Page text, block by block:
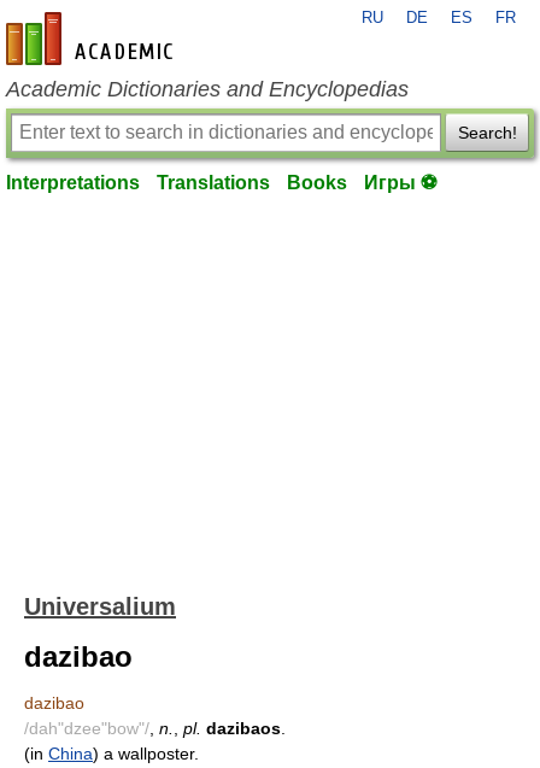
en-academic.com
RU DE ES FR
Academic Dictionaries and Encyclopedias
Search!
Interpretations Translations Books Игры ⚽
Universalium
dazibao
dazibao
/dah"dzee"bow"/ n. pl. dazibaos
(in China) a wallposter.